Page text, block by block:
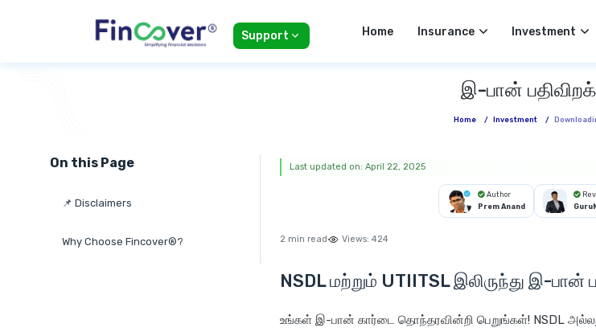
Support Home Insurance Investment
இ-பான்
Home / Investment /
On this Page
📌 Disclaimers
Why Choose Fincover®?
Last updated on: April 22, 2025
Author
Prem Anand
2 min read Views: 424
NSDL மற்றும் UTIITSL இலிருந்து இ-பான்
உங்கள் இ-பான் கார்டை தொந்தரவின்றி பெறுங்கள்! NSDL